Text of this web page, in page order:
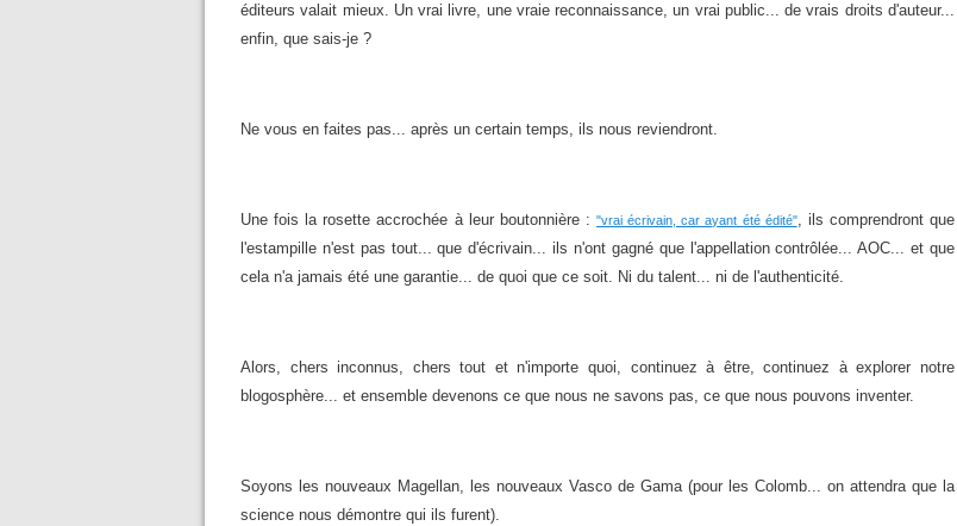
éditeurs valait mieux. Un vrai livre, une vraie reconnaissance, un vrai public... de vrais droits d'auteur...
enfin, que sais-je ?
Ne vous en faites pas... après un certain temps, ils nous reviendront.
Une fois la rosette accrochée à leur boutonnière :"vrai écrivain, car ayant été édité", ils comprendront que
l'estampille n'est pas tout... que d'écrivain... ils n'ont gagné que l'appellation contrôlée... AOC... et que
cela n'a jamais été une garantie... de quoi que ce soit. Ni du talent... ni de l'authenticité.
Alors, chers inconnus, chers tout et n'importe quoi, continuez à être, continuez à explorer notre
blogosphère... et ensemble devenons ce que nous ne savons pas, ce que nous pouvons inventer.
Soyons les nouveaux Magellan, les nouveaux Vasco de Gama (pour les Colomb... on attendra que la
science nous démontre qui ils furent).